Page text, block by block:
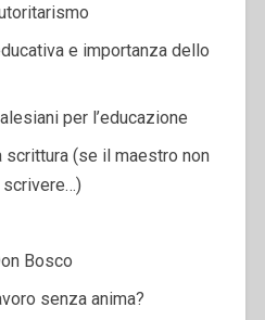
e importanza dello
per l’educazione
scrittura (se il maestro non
Bosco
senza anima?